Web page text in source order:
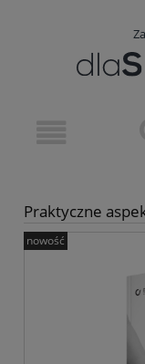
Praktyczne
nowość